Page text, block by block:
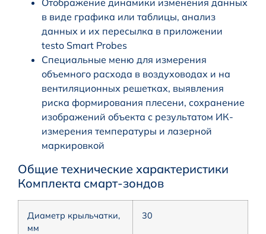
в виде графика или таблицы, анализ
данных и их пересылка в приложении
testo Smart Probes
Специальные меню для измерения
объемного расхода в воздуховодах и на
вентиляционных решетках, выявления
риска формирования плесени, сохранение
изображений объекта с результатом ИК-
измерения температуры и лазерной
маркировкой
Общие технические характеристики
Комплекта смарт-зондов
Диаметр крыльчатки,
мм
30